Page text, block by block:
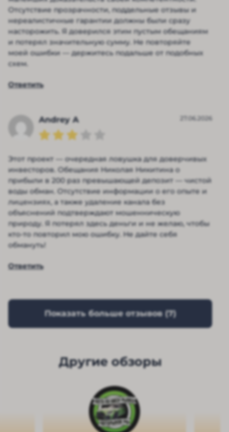
Отсутствие прозрачности, поддельные отзывы и
нереалистичные гарантии должны были сразу
насторожить. Я доверился этим пустым обещаниям
и потерял значительную сумму. Не повторяйте
моей ошибки — держитесь подальше от подобных
схем.
Ответить
Andrey A 27.06.2026
Этот проект — очередная ловушка для доверчивых
инвесторов. Обещания Николая Никитина о
прибыли в 200 раз превышающей депозит — чистой
воды обман. Отсутствие информации о его опыте и
лицензиях, а также удаление канала без
объяснений подтверждают мошенническую
природу. Я потерял здесь деньги и не желаю, чтобы
кто-то повторил мою ошибку. Не дайте себя
обмануть!
Ответить
Показать больше отзывов (7)
Другие обзоры